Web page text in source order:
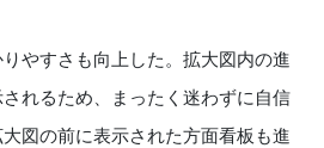
やすさも向上した。拡大図内の進
れるため、まったく迷わずに自信
図の前に表示された方面看板も進